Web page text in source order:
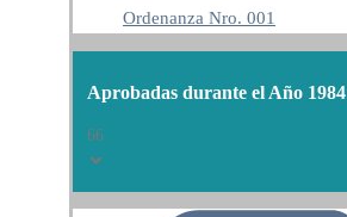
Ordenanza Nro. 001
Aprobadas durante el Año 1984
66